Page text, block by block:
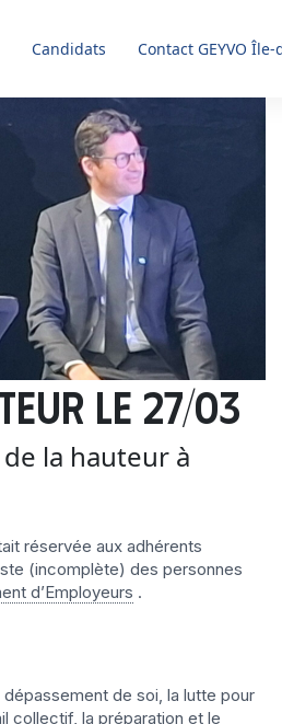
Candidats Contact GEYVO
le 27/03
de la hauteur à
réservée aux adhérents
(incomplète) des personnes
d’Employeurs .
dépassement de soi, la lutte pour
collectif, la préparation et le